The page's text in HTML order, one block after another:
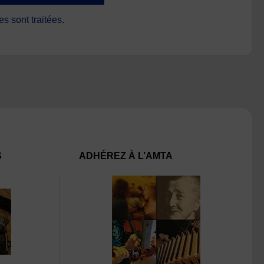
sont traitées.
ADHÉREZ À L’AMTA